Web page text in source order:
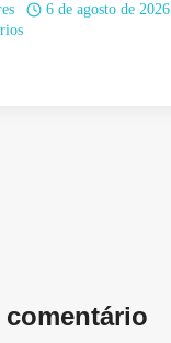
6 de agosto de 2026
comentário